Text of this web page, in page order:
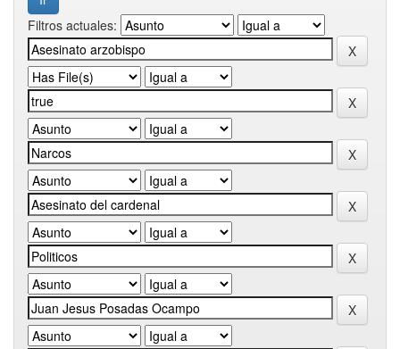
Filtros actuales: